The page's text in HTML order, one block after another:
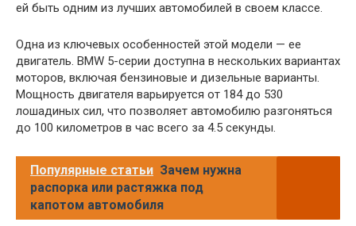
ей быть одним из лучших автомобилей в своем классе.
Одна из ключевых особенностей этой модели — ее
двигатель. BMW 5-серии доступна в нескольких вариантах
моторов, включая бензиновые и дизельные варианты.
Мощность двигателя варьируется от 184 до 530
лошадиных сил, что позволяет автомобилю разгоняться
до 100 километров в час всего за 4.5 секунды.
Популярные статьи Зачем нужна
распорка или растяжка под
капотом автомобиля